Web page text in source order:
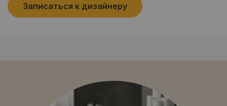
Записаться к дизайнеру